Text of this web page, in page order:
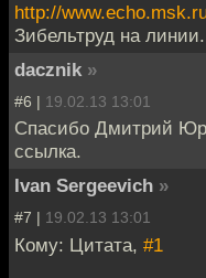
http://
Зибельтруд на
dacznik »
#6 | 19.02.13 13:01
Спасибо Дмитрий
ссылка.
Ivan Sergeevich »
#7 | 19.02.13 13:01
Кому: Цитата, #1